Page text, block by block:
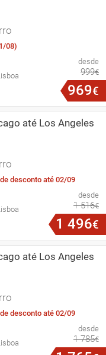
08)
desde
999€
969€
até Los Angeles
desconto até 02/09
desde
1 516€
1 496€
até Los Angeles
desconto até 02/09
desde
1 785€